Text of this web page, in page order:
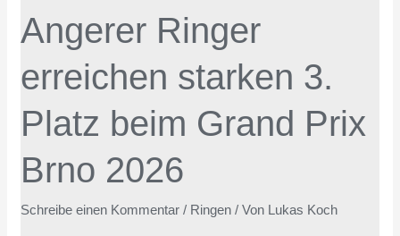
Angerer Ringer
erreichen starken 3.
Platz beim Grand Prix
Brno 2026
Schreibe einen Kommentar / Ringen / Von Lukas Koch